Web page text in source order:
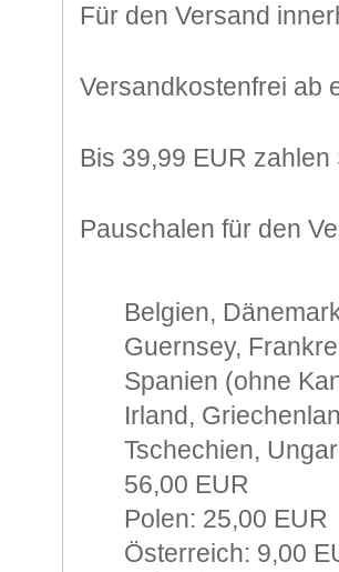
Für den Versand
Versandkostenfrei ab
Bis 39,99 EUR
Pauschalen für den
Belgien,
Guernsey,
Spanien (ohne
Irland,
Tschechien,
56,00 EUR
Polen: 25,00 EUR
Österreich: 9,00